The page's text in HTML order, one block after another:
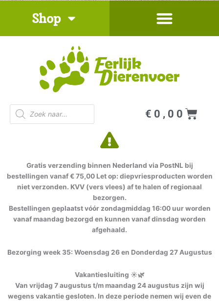
inhoud
Shop
Producten
zoeken
€ 0,00
Gratis verzending binnen Nederland via PostNL bij
bestellingen vanaf € 75,00 Let op: diepvriesproducten worden
niet verzonden. KVV (vers vlees) af te halen of regionaal
bezorgen.
Bestellingen geplaatst vóór zondagmiddag 16:00 uur worden
vanaf maandag bezorgd en kunnen vanaf dinsdag worden
afgehaald.
Bezorging week 35: Woensdag 26 en Donderdag 27 Augustus
Vakantiesluiting ☀️🌿
Van vrijdag 7 augustus t/m maandag 24 augustus zijn wij
wegens vakantie gesloten. In deze periode nemen wij even de